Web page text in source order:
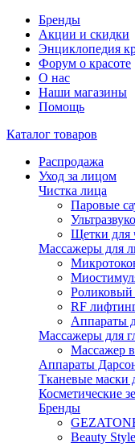
Бренды
Акции и скидки
Энциклопедия
Форум о красоте
О нас
Наши магазины
Помощь
Каталог товаров
Распродажа
Уход за лицом
Чистка лица
Паровые
Щетки для
Массажеры для
Роликовый
RF
Аппараты
Массажеры для
Массажер
Аппараты
Тканевые маски
Косметические
Бренды
Beauty Style